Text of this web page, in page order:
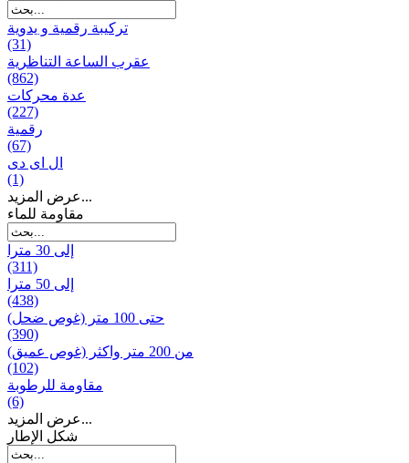
تركيبة رقمية و يدوية
(31)
عقرب الساعة التناظرية
(862)
عدة محركات
(227)
رقمية
(67)
ال ای دی
(1)
عرض المزيد...
مقاومة للماء
إلى 30 مترا
(311)
إلى 50 مترا
(438)
حتى 100 متر (غوص ضحل)
(390)
من 200 متر واکثر (غوص عميق)
(102)
مقاومة للرطوبة
(6)
عرض المزيد...
شكل الإطار